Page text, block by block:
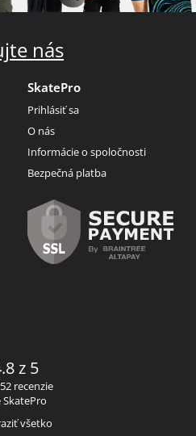
nás
SkatePro
Prihlásiť sa
O nás
Informácie o spoločnosti
Bezpečná platba
z 5
recenzie
SkatePro
všetko